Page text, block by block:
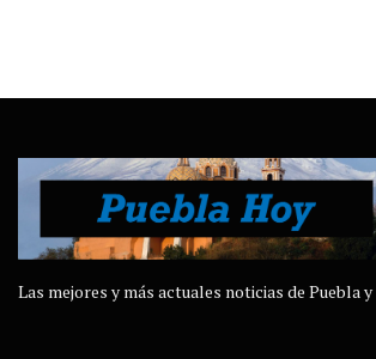
Las mejores y más actuales noticias de Puebla